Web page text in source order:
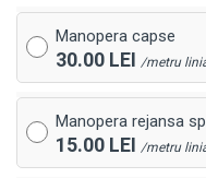
Manopera capse
30.00 LEI /metru
Manopera rejansa
15.00 LEI /metru